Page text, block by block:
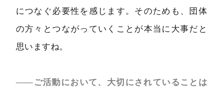
につなぐ必要性を感じます。そのためも、団体
の方々とつながっていくことが本当に大事だと
思いますね。
――ご活動において、大切にされていることは